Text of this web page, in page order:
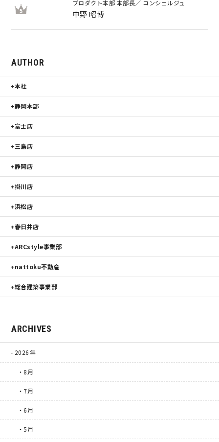
5
プロダクト本部 本部長／ コンシェルジュ
中野 昭博
AUTHOR
本社
静岡本部
富士店
三島店
静岡店
掛川店
浜松店
春日井店
ARCstyle事業部
nattoku不動産
総合建築事業部
ARCHIVES
2026年
・8月
・7月
・6月
・5月